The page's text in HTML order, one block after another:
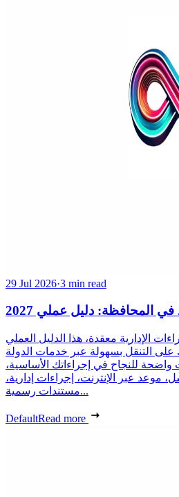
29 Jul 2026·3 min read
المحافظة: دليل عملي 2027
الإدارية معقدة، هذا الدليل العملي
على التنقل بسهولة عبر خدمات الدولة
للنجاح في إجراءاتك الأساسية،
عبر الإنترنت، إجراءات إدارية،
مستندات رسمية...
DefaultRead more